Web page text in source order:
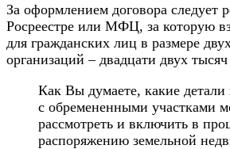
За оформлением договора следует
Росреестре или МФЦ, за которую
для гражданских лиц в размере
организаций – двадцати двух
Как Вы думаете, какие детали
с обремененными участками
рассмотреть и включить в
распоряжению земельной